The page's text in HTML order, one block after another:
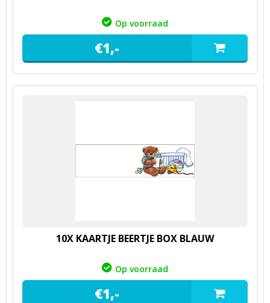
Op voorraad
€1,-
10X KAARTJE BEERTJE BOX BLAUW
Op voorraad
€1,-